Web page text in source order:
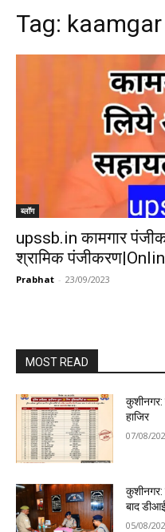
Tag:
ब्लॉग
upssb.in कामगार
श्रामिक
Prabhat - 23/09/2023
MOST READ
कुशीनगर:
हाजिर
07/08/
कुशीनगर:
बाद
05/08/